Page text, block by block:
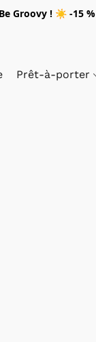
Groovy ! ☀️ -15 %
Prêt-à-porter